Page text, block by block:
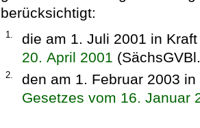
berücksichtigt:
1.
die am 1. Juli 2001 in
20. April 2001
2.
den am 1. Februar 2003
Gesetzes vom 16. Januar